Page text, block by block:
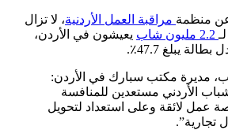
منظمة مراقبة العمل الأردنية، لا تزال
2.2 مليون شاب
يعيشون في الأردن،
يبلغ 47.7٪.
مديرة مكتب سبارك في الأردن:
الأردني مستعدين للمنافسة
عمل لائقة وعلى استعداد لتحويل
تجارية”.